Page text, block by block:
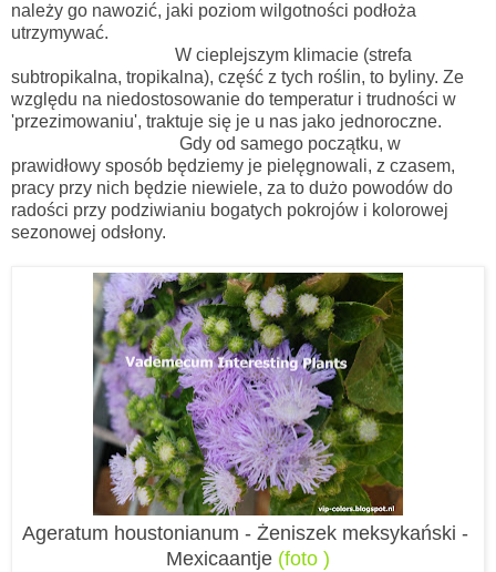
należy go nawozić, jaki poziom wilgotności podłoża
utrzymywać.
W cieplejszym klimacie (strefa
subtropikalna, tropikalna), część z tych roślin, to byliny. Ze
względu na niedostosowanie do temperatur i trudności w
'przezimowaniu', traktuje się je u nas jako jednoroczne.
Gdy od samego początku, w
prawidłowy sposób będziemy je pielęgnowali, z czasem,
pracy przy nich będzie niewiele, za to dużo powodów do
radości przy podziwianiu bogatych pokrojów i kolorowej
sezonowej odsłony.
Ageratum houstonianum - Żeniszek meksykański -
Mexicaantje (foto )